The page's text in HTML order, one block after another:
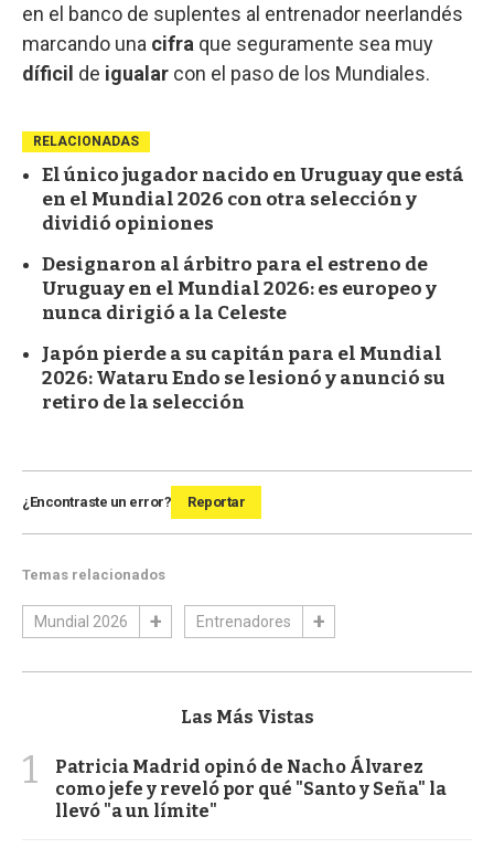
en el banco de suplentes al entrenador neerlandés
marcando una cifra que seguramente sea muy
díficil de igualar con el paso de los Mundiales.
RELACIONADAS
El único jugador nacido en Uruguay que está
en el Mundial 2026 con otra selección y
dividió opiniones
Designaron al árbitro para el estreno de
Uruguay en el Mundial 2026: es europeo y
nunca dirigió a la Celeste
Japón pierde a su capitán para el Mundial
2026: Wataru Endo se lesionó y anunció su
retiro de la selección
¿Encontraste un error? Reportar
Temas relacionados
Mundial 2026 Entrenadores
Las Más Vistas
1
Patricia Madrid opinó de Nacho Álvarez
como jefe y reveló por qué "Santo y Seña" la
llevó "a un límite"